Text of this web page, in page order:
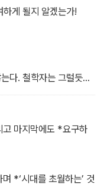
의 토양 위에서 자라
게 될지 알겠는가!
다. 철학자는 그럴듯한
마지막에도 *요구하
*‘시대를 초월하는’ 것